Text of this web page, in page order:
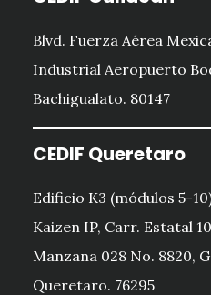
Blvd. Fuerza Aérea
Industrial Aeropuerto
Bachigualato. 80147
CEDIF Queretaro
Edificio K3 (módulos 5-
Kaizen IP, Carr. Estatal
Manzana 028 No. 8820,
Queretaro. 76295